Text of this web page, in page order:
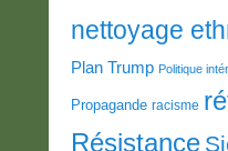
nettoyage
Plan Trump Politique
Propagande racisme
Résistance